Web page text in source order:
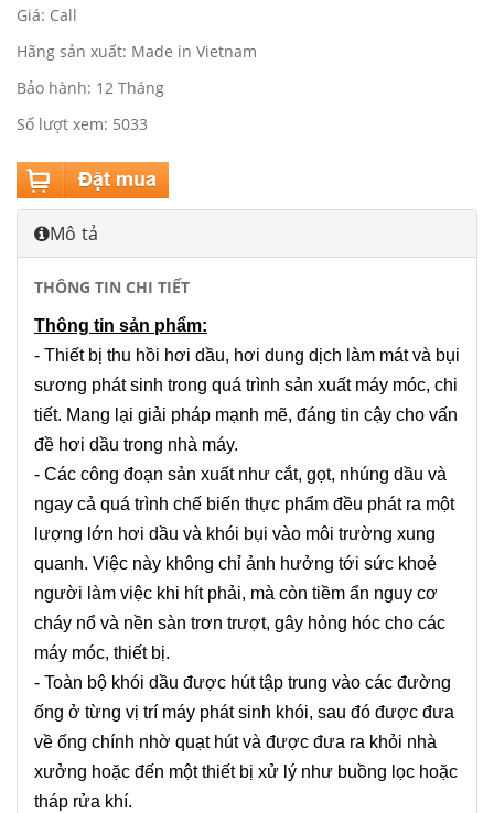
Giá: Call
Hãng sản xuất: Made in Vietnam
Bảo hành: 12 Tháng
Số lượt xem: 5033
Mô tả
THÔNG TIN CHI TIẾT
Thông tin sản phẩm:
- Thiết bị thu hồi hơi dầu, hơi dung dịch làm mát và bụi
sương phát sinh trong quá trình sản xuất máy móc, chi
tiết. Mang lại giải pháp mạnh mẽ, đáng tin cậy cho vấn
đề hơi dầu trong nhà máy.
- Các công đoạn sản xuất như cắt, gọt, nhúng dầu và
ngay cả quá trình chế biến thực phẩm đều phát ra một
lượng lớn hơi dầu và khói bụi vào môi trường xung
quanh. Việc này không chỉ ảnh hưởng tới sức khoẻ
người làm việc khi hít phải, mà còn tiềm ẩn nguy cơ
cháy nổ và nền sàn trơn trượt, gây hỏng hóc cho các
máy móc, thiết bị.
- Toàn bộ khói dầu được hút tập trung vào các đường
ống ở từng vị trí máy phát sinh khói, sau đó được đưa
về ống chính nhờ quạt hút và được đưa ra khỏi nhà
xưởng hoặc đến một thiết bị xử lý như buồng lọc hoặc
tháp rửa khí.